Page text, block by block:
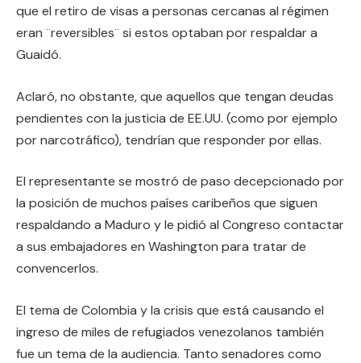
que el retiro de visas a personas cercanas al régimen
eran ¨reversibles¨ si estos optaban por respaldar a
Guaidó.
Aclaró, no obstante, que aquellos que tengan deudas
pendientes con la justicia de EE.UU. (como por ejemplo
por narcotráfico), tendrían que responder por ellas.
El representante se mostró de paso decepcionado por
la posición de muchos países caribeños que siguen
respaldando a Maduro y le pidió al Congreso contactar
a sus embajadores en Washington para tratar de
convencerlos.
El tema de Colombia y la crisis que está causando el
ingreso de miles de refugiados venezolanos también
fue un tema de la audiencia. Tanto senadores como